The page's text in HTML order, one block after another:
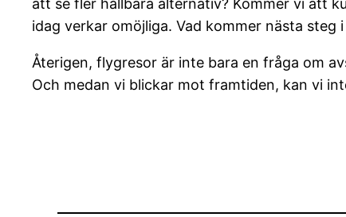
att se fler hållbara alternativ? Kommer vi att
idag verkar omöjliga. Vad kommer nästa
Återigen, flygresor är inte bara en fråga om
Och medan vi blickar mot framtiden, kan vi